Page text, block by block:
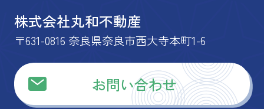
株式会社丸和不動産
〒631-0816 奈良県奈良市西大寺本町1-6
お問い合わせ